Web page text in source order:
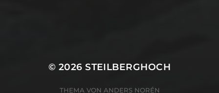
© 2026STEILBERGHOCH
THEMA VON ANDERS NORÉN